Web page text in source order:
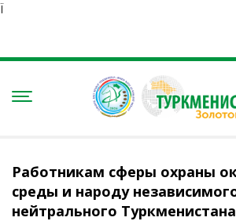
Ï
Работникам сферы охраны
среды и народу
нейтрального Туркменистана